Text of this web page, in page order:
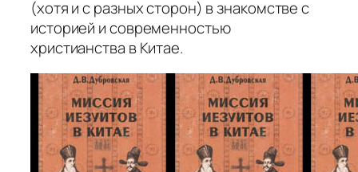
(хотя и с разных сторон) в знакомстве с
историей и современностью
христианства в Китае.